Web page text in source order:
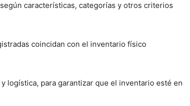
características, categorías y otros criterios
coincidan con el inventario físico
logística, para garantizar que el inventario esté en